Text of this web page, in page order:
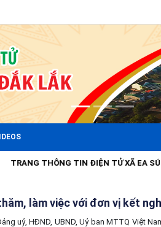
EA SÚP
làm việc với đơn vị kết
uỷ, HĐND, UBND, Uỷ ban MTTQ Việt